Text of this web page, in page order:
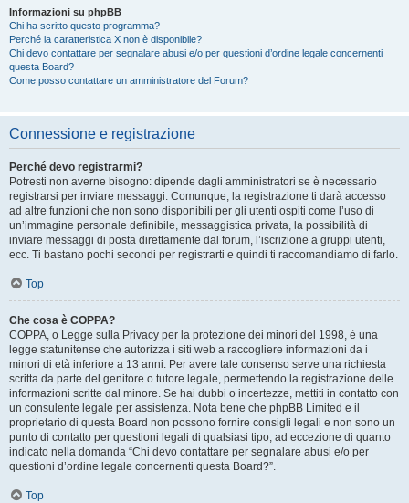
Informazioni su phpBB
Chi ha scritto questo programma?
Perché la caratteristica X non è disponibile?
Chi devo contattare per segnalare abusi e/o per questioni d’ordine legale concernenti
questa Board?
Come posso contattare un amministratore del Forum?
Connessione e registrazione
Perché devo registrarmi?
Potresti non averne bisogno: dipende dagli amministratori se è necessario
registrarsi per inviare messaggi. Comunque, la registrazione ti darà accesso
ad altre funzioni che non sono disponibili per gli utenti ospiti come l’uso di
un’immagine personale definibile, messaggistica privata, la possibilità di
inviare messaggi di posta direttamente dal forum, l’iscrizione a gruppi utenti,
ecc. Ti bastano pochi secondi per registrarti e quindi ti raccomandiamo di farlo.
Top
Che cosa è COPPA?
COPPA, o Legge sulla Privacy per la protezione dei minori del 1998, è una
legge statunitense che autorizza i siti web a raccogliere informazioni da i
minori di età inferiore a 13 anni. Per avere tale consenso serve una richiesta
scritta da parte del genitore o tutore legale, permettendo la registrazione delle
informazioni scritte dal minore. Se hai dubbi o incertezze, mettiti in contatto con
un consulente legale per assistenza. Nota bene che phpBB Limited e il
proprietario di questa Board non possono fornire consigli legali e non sono un
punto di contatto per questioni legali di qualsiasi tipo, ad eccezione di quanto
indicato nella domanda “Chi devo contattare per segnalare abusi e/o per
questioni d’ordine legale concernenti questa Board?”.
Top